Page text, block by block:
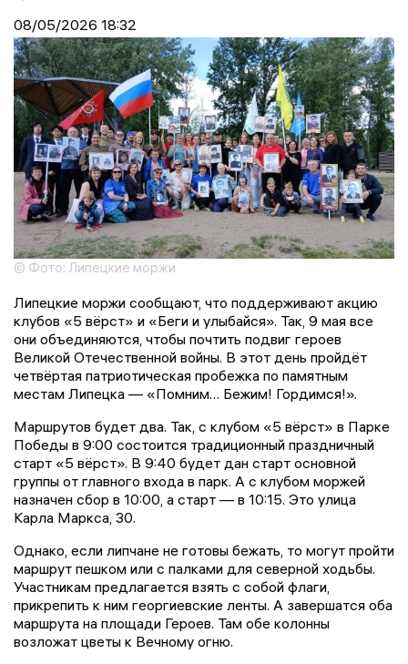
08/05/2026 18:32
© Фото: Липецкие моржи
Липецкие моржи сообщают, что поддерживают акцию
клубов «5 вёрст» и «Беги и улыбайся». Так, 9 мая все
они объединяются, чтобы почтить подвиг героев
Великой Отечественной войны. В этот день пройдёт
четвёртая патриотическая пробежка по памятным
местам Липецка — «Помним… Бежим! Гордимся!».
Маршрутов будет два. Так, с клубом «5 вёрст» в Парке
Победы в 9:00 состоится традиционный праздничный
старт «5 вёрст». В 9:40 будет дан старт основной
группы от главного входа в парк. А с клубом моржей
назначен сбор в 10:00, а старт — в 10:15. Это улица
Карла Маркса, 30.
Однако, если липчане не готовы бежать, то могут пройти
маршрут пешком или с палками для северной ходьбы.
Участникам предлагается взять с собой флаги,
прикрепить к ним георгиевские ленты. А завершатся оба
маршрута на площади Героев. Там обе колонны
возложат цветы к Вечному огню.